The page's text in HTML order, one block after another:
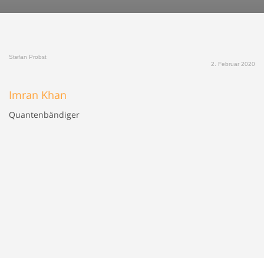
Stefan Probst
2. Februar 2020
Imran Khan
Quantenbändiger